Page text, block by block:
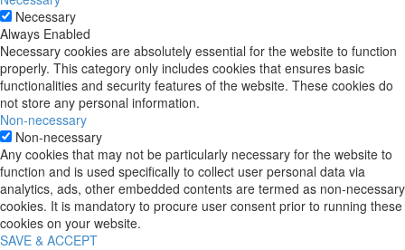
Necessary
Always Enabled
Necessary cookies are absolutely essential for the website to function
properly. This category only includes cookies that ensures basic
functionalities and security features of the website. These cookies do
not store any personal information.
Non-necessary
Non-necessary
Any cookies that may not be particularly necessary for the website to
function and is used specifically to collect user personal data via
analytics, ads, other embedded contents are termed as non-necessary
cookies. It is mandatory to procure user consent prior to running these
cookies on your website.
SAVE & ACCEPT